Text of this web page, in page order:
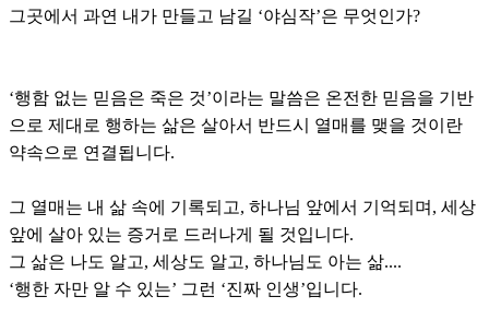
그곳에서 과연 내가 만들고 남길 ‘야심작’은 무엇인가?
‘행함 없는 믿음은 죽은 것’이라는 말씀은 온전한 믿음을 기반
으로 제대로 행하는 삶은 살아서 반드시 열매를 맺을 것이란
약속으로 연결됩니다.
그 열매는 내 삶 속에 기록되고, 하나님 앞에서 기억되며, 세상
앞에 살아 있는 증거로 드러나게 될 것입니다.
그 삶은 나도 알고, 세상도 알고, 하나님도 아는 삶....
‘행한 자만 알 수 있는’ 그런 ‘진짜 인생’입니다.